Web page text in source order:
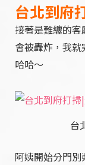
台北到府
接著是難纏的
會被轟炸，我就
哈哈～
台
阿姨開始分門